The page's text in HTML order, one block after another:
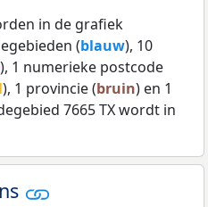
in de grafiek
(blauw), 10
), 1 numerieke postcode
), 1 provincie (bruin) en 1
7665 TX wordt in